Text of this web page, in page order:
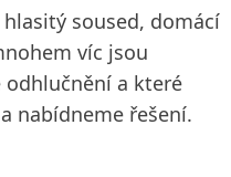
soused, domácí
víc jsou
a které
nabídneme řešení.